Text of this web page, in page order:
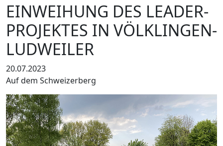
EINWEIHUNG DES LEADER-
PROJEKTES IN VÖLKLINGEN-
LUDWEILER
20.07.2023
Auf dem Schweizerberg